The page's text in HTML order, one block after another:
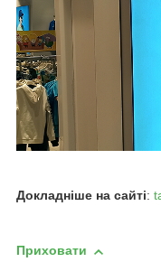
Докладніше на сайті:
Приховати